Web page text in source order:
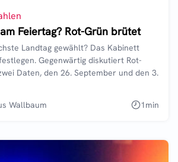
Feiertag? Rot-Grün brütet
Landtag gewählt? Das Kabinett
Gegenwärtig diskutiert Rot-
Daten, den 26. September und den 3.
Wallbaum 1min